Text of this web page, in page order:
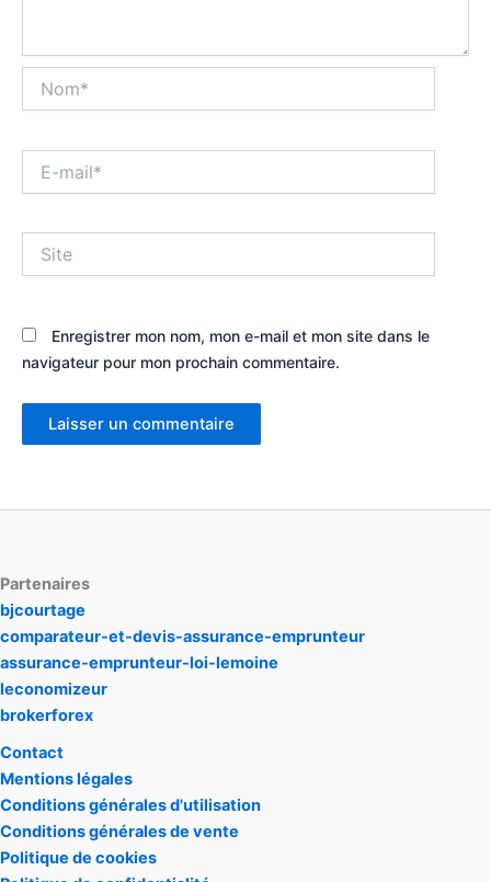
mail*
Enregistrer mon nom, mon e-mail et mon site dans le
navigateur pour mon prochain commentaire.
Partenaires
bjcourtage
comparateur-et-devis-assurance-emprunteur
assurance-emprunteur-loi-lemoine
leconomizeur
brokerforex
Contact
Mentions légales
Conditions générales d'utilisation
Conditions générales de vente
Politique de cookies